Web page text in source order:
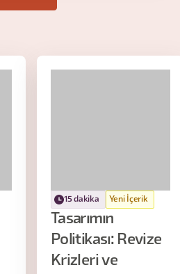
15 dakika Yeni İçerik
Tasarımın
Politikası: Revize
Krizleri ve